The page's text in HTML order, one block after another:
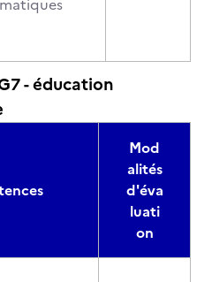
- éducation
Mod
alités
d'éva
luati
on